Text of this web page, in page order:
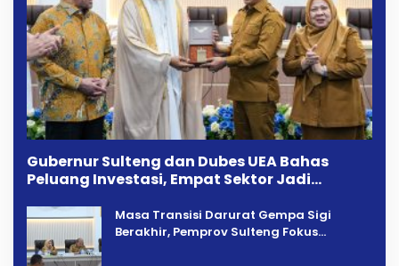
Gubernur Sulteng dan Dubes UEA Bahas
Peluang Investasi, Empat Sektor Jadi
Masa Transisi Darurat Gempa Sigi
Berakhir, Pemprov Sulteng Fokus